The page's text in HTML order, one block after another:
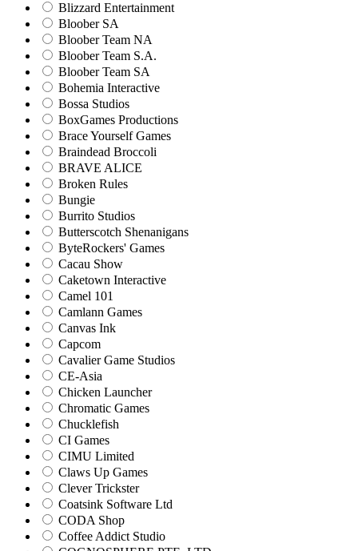
Blizzard Entertainment
Bloober SA
Bloober Team NA
Bloober Team S.A.
Bloober Team SA
Bohemia Interactive
Bossa Studios
BoxGames Productions
Brace Yourself Games
Braindead Broccoli
BRAVE ALICE
Broken Rules
Bungie
Burrito Studios
Butterscotch Shenanigans
ByteRockers' Games
Cacau Show
Caketown Interactive
Camel 101
Camlann Games
Canvas Ink
Capcom
Cavalier Game Studios
CE-Asia
Chicken Launcher
Chromatic Games
Chucklefish
CI Games
CIMU Limited
Claws Up Games
Clever Trickster
Coatsink Software Ltd
CODA Shop
Coffee Addict Studio